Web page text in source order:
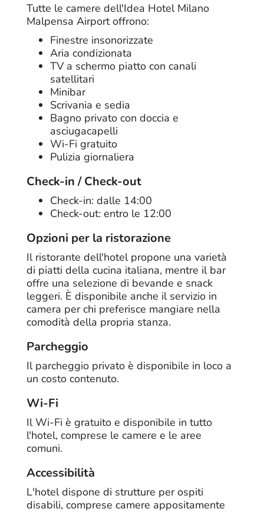
Tutte le camere dell'Idea Hotel Milano
Malpensa Airport offrono:
Finestre insonorizzate
Aria condizionata
TV a schermo piatto con canali
satellitari
Minibar
Scrivania e sedia
Bagno privato con doccia e
asciugacapelli
Wi-Fi gratuito
Pulizia giornaliera
Check-in / Check-out
Check-in: dalle 14:00
Check-out: entro le 12:00
Opzioni per la ristorazione
Il ristorante dell'hotel propone una varietà
di piatti della cucina italiana, mentre il bar
offre una selezione di bevande e snack
leggeri. È disponibile anche il servizio in
camera per chi preferisce mangiare nella
comodità della propria stanza.
Parcheggio
Il parcheggio privato è disponibile in loco a
un costo contenuto.
Wi-Fi
Il Wi-Fi è gratuito e disponibile in tutto
l'hotel, comprese le camere e le aree
comuni.
Accessibilità
L'hotel dispone di strutture per ospiti
disabili, comprese camere appositamente